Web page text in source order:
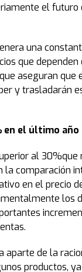
el futuro
una
que
aseguran que
y trasladarán
en el último año
al 30%que
la comparación
en el precio
los
aparte de la
productos,